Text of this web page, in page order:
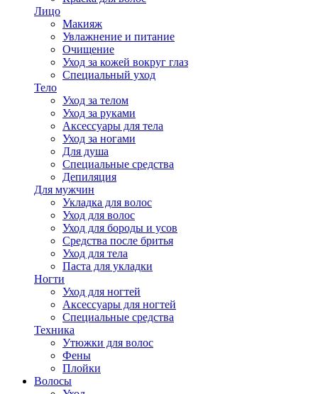
Лицо
Макияж
Увлажнение и питание
Очищение
Уход за кожей вокруг глаз
Специальный уход
Тело
Уход за телом
Уход за руками
Аксессуары для тела
Уход за ногами
Для душа
Специальные средства
Депиляция
Для мужчин
Укладка для волос
Уход для волос
Уход для бороды и усов
Средства после бритья
Уход для тела
Паста для укладки
Ногти
Уход для ногтей
Аксессуары для ногтей
Специальные средства
Техника
Утюжки для волос
Фены
Плойки
Волосы